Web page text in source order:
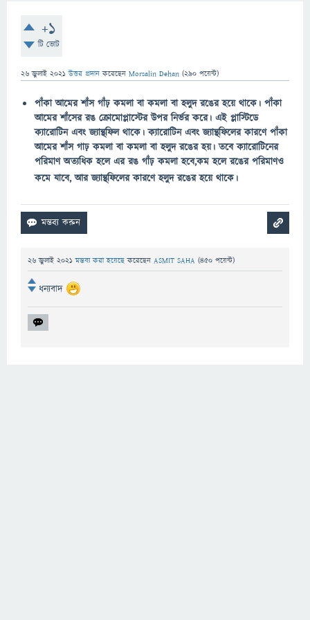
+1
টি ভোট
26 জুলাই 2021 উত্তর প্রদান করেছেন Morsalin Dehan (290 পয়েন্ট)
​​​​​পাঁকা আমের শাঁস গাঁঢ় কমলা বা কমলা বা হলুদ রঙের হয়ে থাকে। পাঁকা
আমের শাঁসের রঙ ক্রোমোপ্লাস্টের উপর নির্ভর করে। এই প্লাস্টিডে
ক্যারোটিন এবং জ্যান্থফিল থাকে। ক্যারোটিন এবং জ্যান্থফিলের কারণে পাঁকা
আমের শাঁস গাঢ় কমলা বা কমলা বা হলুদ রঙের হয়। তবে ক্যারোটিনের
পরিমাণ অত্যধিক হলে এর রঙ গাঁঢ় কমলা হবে,কম হলে রঙের পরিমাণও
কমে যাবে, আর জ্যান্থফিলের কারণে হলুদ রঙের হয়ে থাকে।
26 জুলাই 2021 মন্তব্য করা হয়েছেকরেছেন ASMIT SAHA (450 পয়েন্ট)
ধন্যবাদ